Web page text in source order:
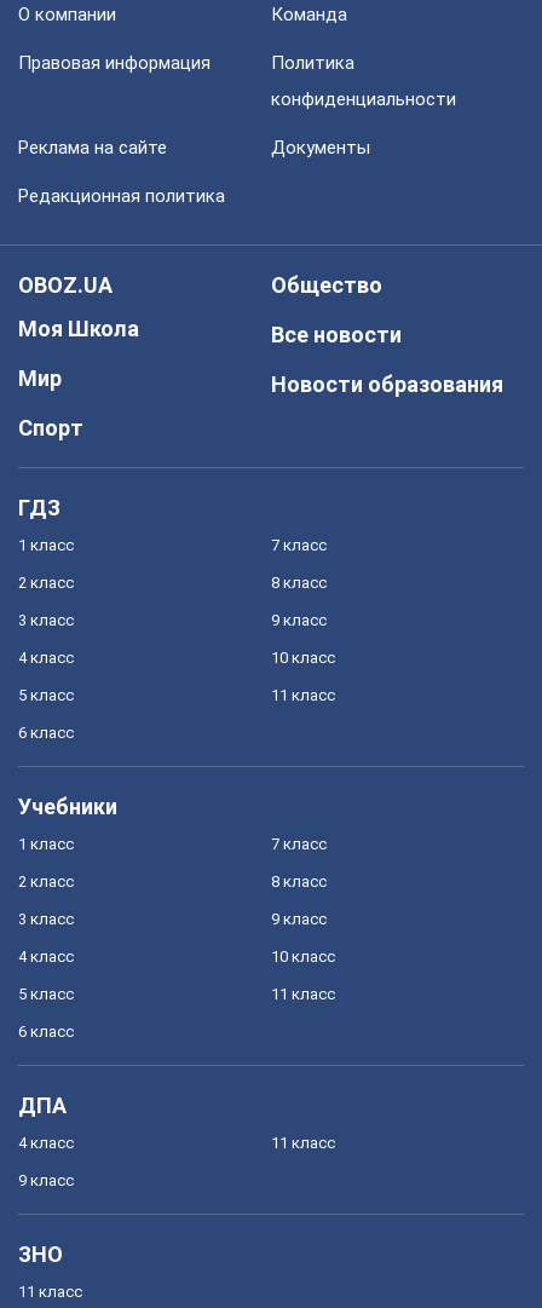
О компании Команда
Правовая информация
Политика
конфиденциальности
Реклама на сайте Документы
Редакционная политика
OBOZ.UA
Моя Школа
Мир
Спорт
Общество
Все новости
Новости образования
ГДЗ
1 класс
2 класс
3 класс
4 класс
5 класс
6 класс
7 класс
8 класс
9 класс
10 класс
11 класс
Учебники
1 класс
2 класс
3 класс
4 класс
5 класс
6 класс
7 класс
8 класс
9 класс
10 класс
11 класс
ДПА
4 класс
9 класс
11 класс
ЗНО
11 класс